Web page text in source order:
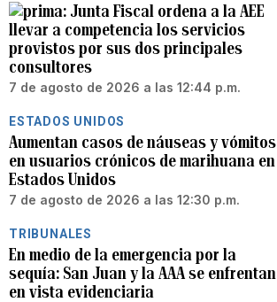
Junta Fiscal ordena a la AEE
llevar a competencia los servicios
provistos por sus dos principales
consultores
7 de agosto de 2026 a las 12:44 p.m.
ESTADOS UNIDOS
Aumentan casos de náuseas y vómitos
en usuarios crónicos de marihuana en
Estados Unidos
7 de agosto de 2026 a las 12:30 p.m.
TRIBUNALES
En medio de la emergencia por la
sequía: San Juan y la AAA se enfrentan
en vista evidenciaria